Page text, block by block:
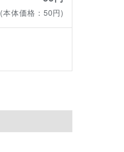
(本体価格：50円)